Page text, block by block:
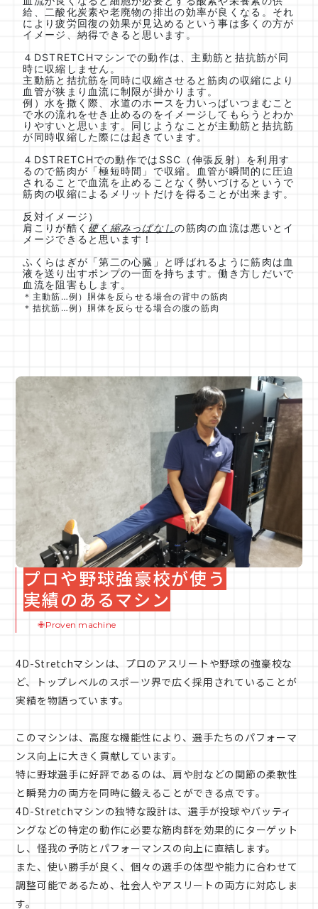
給、二酸化炭素や老廃物の排出の効率が良くなる。それ
により疲労回復の効果が見込めるという事は多くの方が
イメージ、納得できると思います。
４DSTRETCHマシンでの動作は、主動筋と拮抗筋が同
時に収縮しません。
主動筋と拮抗筋を同時に収縮させると筋肉の収縮により
血管が狭まり血流に制限が掛かります。
例）水を撒く際、水道のホースを力いっぱいつまむこと
で水の流れをせき止めるのをイメージしてもらうと​​​​​​​わか
りやすいと思います。同じようなことが主動筋と拮抗筋
が同時収縮した際には起きています。
４DSTRETCHでの動作ではSSC（伸張反射）を利用す
るので筋肉が「極短時間」で収縮。血管が瞬間的に圧迫
されることで血流を止めることなく勢いづけるというで
筋肉の収縮によるメリットだけを得ることが出来ます。
反対イメージ）
肩こりが酷く 硬く縮みっぱなしの筋肉の血流は悪いとイ
メージできると思います！
ふくらはぎが「第二の心臓」と呼ばれるように筋肉は血
液を送り出すポンプの一面を持ちます。働き方しだいで
血流を阻害もします。
＊主動筋…例）胴体を反らせる場合の背中の筋肉
＊拮抗筋…例）胴体を反らせる場合の腹の筋肉
プロや野球強豪校が使う
実績のあるマシン
✙Proven machine
4D-Stretchマシンは、プロのアスリートや野球の強豪校な
ど、トップレベルのスポーツ界で広く採用されていることが
実績を物語っています。
このマシンは、高度な機能性により、選手たちのパフォーマ
ンス向上に大きく貢献しています。
特に野球選手に好評であるのは、肩や肘などの関節の柔軟性
と瞬発力の両方を同時に鍛えることができる点です。
4D-Stretchマシンの独特な設計は、選手が投球やバッティ
ングなどの特定の動作に必要な筋肉群を効果的にターゲット
し、怪我の予防とパフォーマンスの向上に直結します。
また、使い勝手が良く、個々の選手の体型や能力に合わせて
調整可能であるため、社会人やアスリートの両方に対応しま
す。